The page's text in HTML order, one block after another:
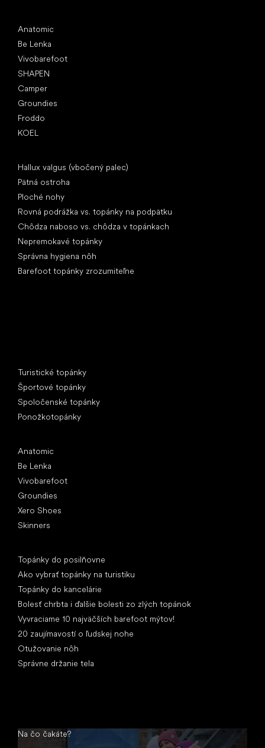
Anatomic
Be Lenka
Vivobarefoot
SHAPEN
Camper
Groundies
Froddo
KOEL
Hallux valgus (vbočený palec)
Pätná ostroha
Ploché nohy
Rovná podrážka vs. topánky na podpätku
Chôdza naboso vs. chôdza v topánkach
Nepremokavé topánky
Správna hygiena nôh
Barefoot topánky zrozumiteľne
Turistické topánky
Športové topánky
Spoločenské topánky
Ponožkotopánky
Anatomic
Be Lenka
Vivobarefoot
Groundies
Xero Shoes
Skinners
Topánky do posilňovne
Ako vybrať topánky na turistiku
Topánky do kancelárie
Bolesť chrbta i ďalšie bolesti zo zlých topánok
Vyvraciame 10 najväčších barefoot mýtov!
20 zaujímavostí o ľudskej nohe
Otužovanie nôh
Správne držanie tela
Na čo čakáte?